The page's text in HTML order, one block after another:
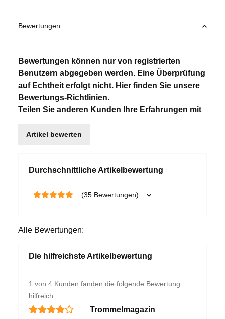
Bewertungen
Durchschnittliche Artikelbewertung
(35 Bewertungen)
Bewertungen können nur von registrierten
Benutzern abgegeben werden. Eine Überprüfung
auf Echtheit erfolgt nicht. Hier finden Sie unsere
Bewertungs-Richtlinien.
Teilen Sie anderen Kunden Ihre Erfahrungen mit
Artikel bewerten
Alle Bewertungen:
Die hilfreichste Artikelbewertung
1 von 4 Kunden fanden die folgende Bewertung
hilfreich
Trommelmagazin